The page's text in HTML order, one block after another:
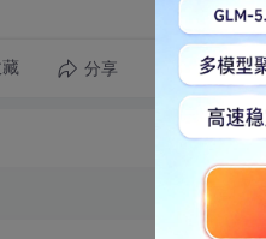
分享 转发到动态